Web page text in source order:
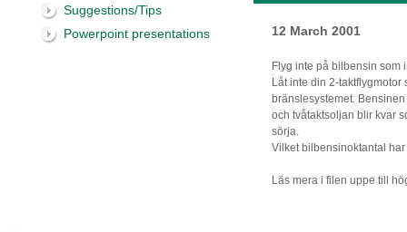
Suggestions/Tips
Powerpoint presentations
12 March 2001
Flyg inte på bilbensin som
Låt inte din 2-taktflygmotor
bränslesystemet.
och tvåtaktsoljan blir kvar
sörja.
Vilket bilbensinoktantal har
Läs mera i filen uppe till